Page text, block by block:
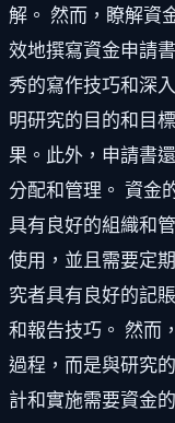
解。 然而，瞭解資
效地撰寫資金申請
秀的寫作技巧和深
明研究的目的和目
果。此外，申請書
分配和管理。 資金
具有良好的組織和
使用，並且需要定
究者具有良好的記
和報告技巧。 然而
過程，而是與研究
計和實施需要資金